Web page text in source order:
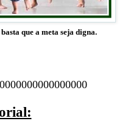
que a meta seja digna.